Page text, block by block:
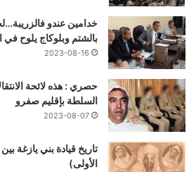
خدامين عندو
بالشتم وبلوكاج يلوح في
2023-08-16
حصري : هذه لائحة
السلطة بإقليم صفرو
2023-08-07
تاريخ قيادة بني يازغة
الأولى)